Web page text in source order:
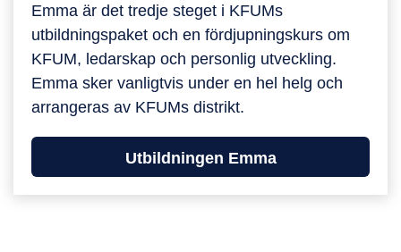
Emma är det tredje steget i KFUMs
utbildningspaket och en fördjupningskurs om
KFUM, ledarskap och personlig utveckling.
Emma sker vanligtvis under en hel helg och
arrangeras av KFUMs distrikt.
Utbildningen Emma